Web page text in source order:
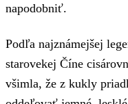
napodobniť.
Podľa najznámejšej
starovekej Číne
všimla, že z kukly